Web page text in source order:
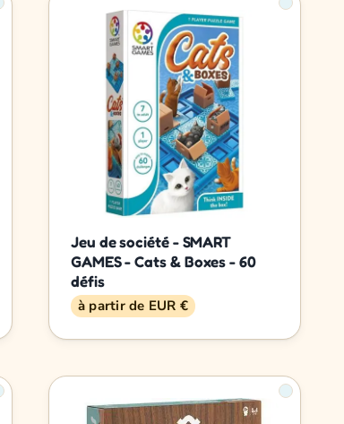
Jeu de société - SMART
GAMES - Cats & Boxes - 60
défis
à partir de EUR €